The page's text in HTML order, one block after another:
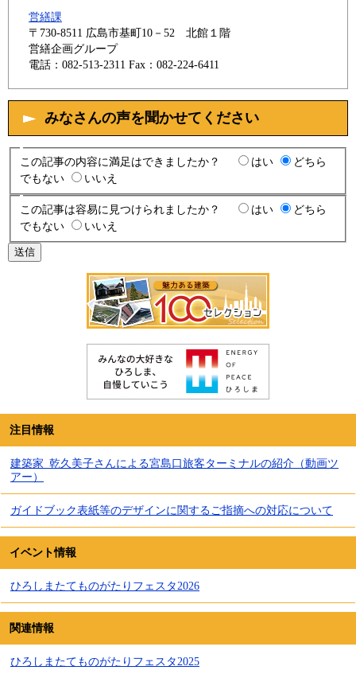
営繕課
〒730-8511 広島市基町10－52 北館１階
営繕企画グループ
電話：082-513-2311 Fax：082-224-6411
みなさんの声を聞かせてください
この記事の内容に満足はできましたか？ はい
どちら
でもない
いいえ
この記事は容易に見つけられましたか？ はい
どちら
でもない
いいえ
注目情報
建築家_乾久美子さんによる宮島口旅客ターミナルの紹介（動画ツ
アー）
ガイドブック表紙等のデザインに関するご指摘への対応について
イベント情報
ひろしまたてものがたりフェスタ2026
関連情報
ひろしまたてものがたりフェスタ2025